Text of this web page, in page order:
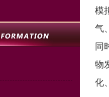
模
气
同
物
化